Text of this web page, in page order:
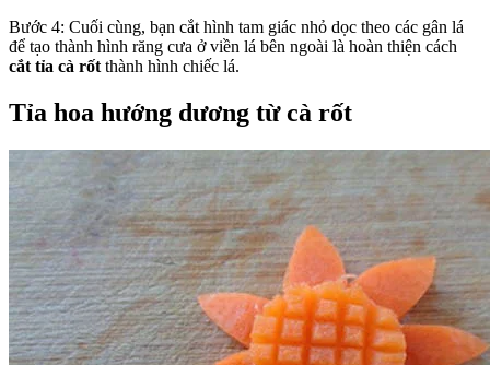
Bước 4: Cuối cùng, bạn cắt hình tam giác nhỏ dọc theo các gân lá
để tạo thành hình răng cưa ở viền lá bên ngoài là hoàn thiện cách
cắt tỉa cà rốt thành hình chiếc lá.
Tỉa hoa hướng dương từ cà rốt